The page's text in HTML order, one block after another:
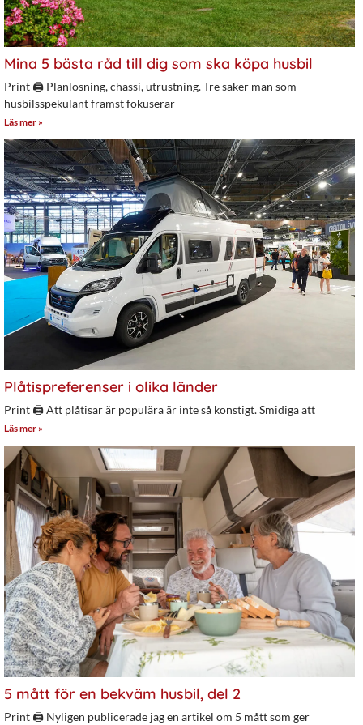
Mina 5 bästa råd till dig som ska köpa husbil
Print 🖨 Planlösning, chassi, utrustning. Tre saker man som
husbilsspekulant främst fokuserar
Läs mer »
Plåtispreferenser i olika länder
Print 🖨 Att plåtisar är populära är inte så konstigt. Smidiga att
Läs mer »
5 mått för en bekväm husbil, del 2
Print 🖨 Nyligen publicerade jag en artikel om 5 mått som ger